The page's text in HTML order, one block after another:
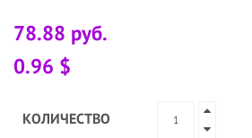
78.88 руб.
0.96 $
КОЛИЧЕСТВО